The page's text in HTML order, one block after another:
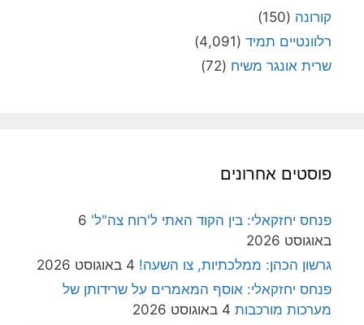
קורונה (150)
רלוונטיים תמיד (4,091)
שרית אונגר משיח (72)
פוסטים אחרונים
פנחס יחזקאלי: בין הקוד האתי ל'רוח צה"ל' 6
באוגוסט 2026
גרשון הכהן: ממלכתיות, צו השעה! 4 באוגוסט 2026
פנחס יחזקאלי: אוסף המאמרים על שרידותן של
מערכות מורכבות 4 באוגוסט 2026